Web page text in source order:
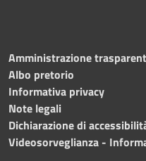
Amministrazione
Albo pretorio
Informativa privacy
Note legali
Dichiarazione di
Videosorveglianza -